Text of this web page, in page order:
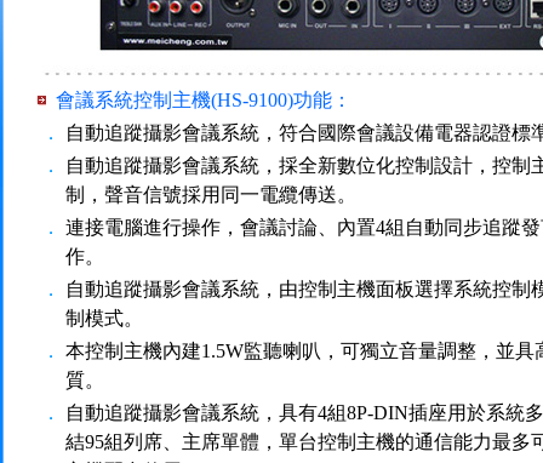
會議系統控制主機(HS-9100)功能 ：
．
自動追蹤攝影會議系統，符合國際會議設備電器認證標
．
自動追蹤攝影會議系統，採全新數位化控制設計，控制
制，聲音信號採用同一電纜傳送。
．
連接電腦進行操作，會議討論、內置4組自動同步追蹤
作。
．
自動追蹤攝影會議系統，由控制主機面板選擇系統控制
制模式。
．
本控制主機內建1.5W監聽喇叭，可獨立音量調整，並
質。
．
自動追蹤攝影會議系統，具有4組8P-DIN插座用於系統
結95組列席、主席單體，單台控制主機的通信能力最多